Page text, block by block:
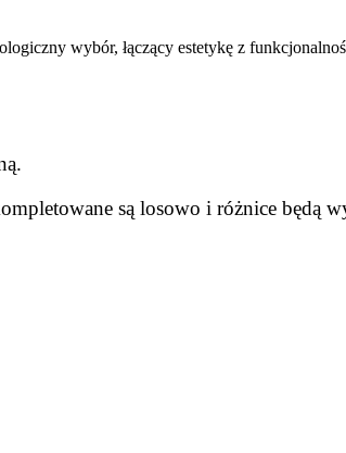
wybór, łączący estetykę z
są losowo i różnice będą